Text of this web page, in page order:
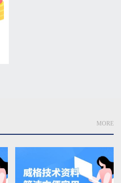
MORE